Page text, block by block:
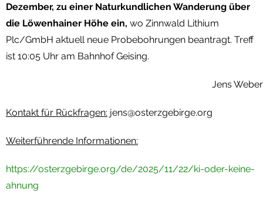
Dezember, zu einer Naturkundlichen Wanderung über
die Löwenhainer Höhe ein, wo Zinnwald Lithium
Plc/GmbH aktuell neue Probebohrungen beantragt. Treff
ist 10:05 Uhr am Bahnhof Geising.
Jens Weber
Kontakt für Rückfragen: jens@osterzgebirge.org
Weiterführende Informationen:
https://osterzgebirge.org/de/2025/11/22/ki-oder-keine-
ahnung